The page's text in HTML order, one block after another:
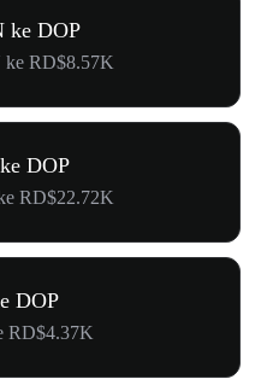
ke DOP
ke RD$8.57K
DOP
RD$22.72K
DOP
RD$4.37K